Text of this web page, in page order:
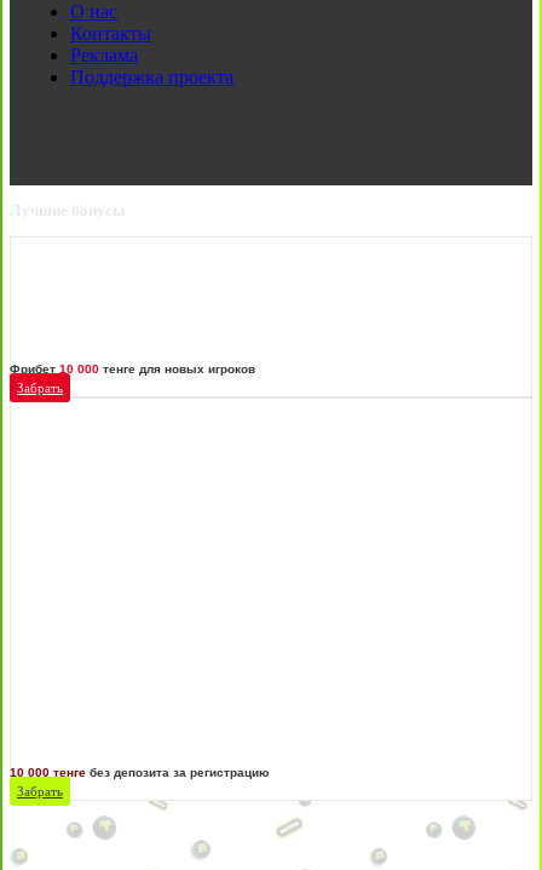
О нас
Контакты
Реклама
Поддержка проекта
Лучшие бонусы
Фрибет 10 000 тенге для новых игроков
Забрать
10 000 тенге без депозита за регистрацию
Забрать